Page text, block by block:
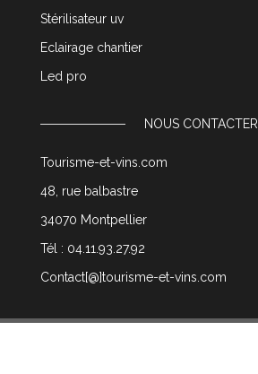
Stérilisateur uv
Eclairage chantier
Led pro
NOUS CONTACTER
Tourisme-et-vins.com
48, rue balbastre
34070 Montpellier
Tél : 04.11.93.27.92
Contact[@]tourisme-et-vins.com